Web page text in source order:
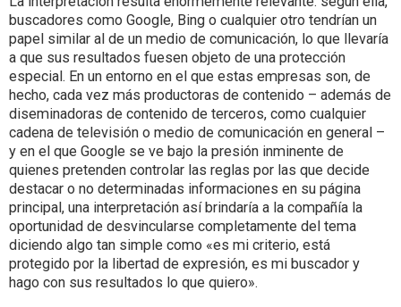
buscadores como Google, Bing o cualquier otro tendrían un
papel similar al de un medio de comunicación, lo que llevaría
a que sus resultados fuesen objeto de una protección
especial. En un entorno en el que estas empresas son, de
hecho, cada vez más productoras de contenido – además de
diseminadoras de contenido de terceros, como cualquier
cadena de televisión o medio de comunicación en general –
y en el que Google se ve bajo la presión inminente de
quienes pretenden controlar las reglas por las que decide
destacar o no determinadas informaciones en su página
principal, una interpretación así brindaría a la compañía la
oportunidad de desvincularse completamente del tema
diciendo algo tan simple como «es mi criterio, está
protegido por la libertad de expresión, es mi buscador y
hago con sus resultados lo que quiero».